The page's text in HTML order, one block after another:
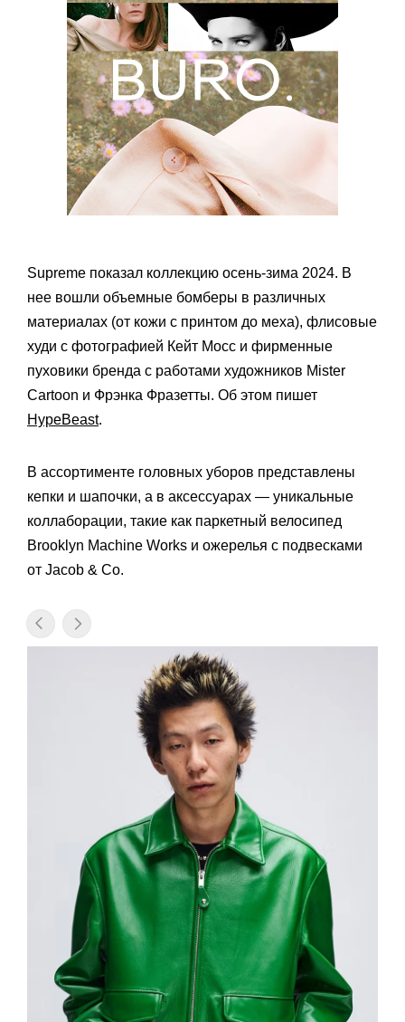
Supreme показал коллекцию осень-зима 2024. В
нее вошли объемные бомберы в различных
материалах (от кожи с принтом до меха), флисовые
худи с фотографией Кейт Мосс и фирменные
пуховики бренда с работами художников Mister
Cartoon и Фрэнка Фразетты. Об этом пишет
HypeBeast.
В ассортименте головных уборов представлены
кепки и шапочки, а в аксессуарах — уникальные
коллаборации, такие как паркетный велосипед
Brooklyn Machine Works и ожерелья с подвесками
от Jacob & Co.